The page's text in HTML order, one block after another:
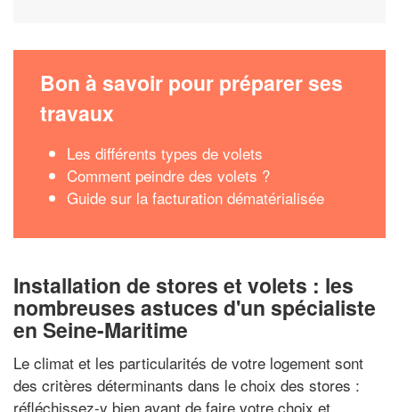
Bon à savoir pour préparer ses
travaux
Les différents types de volets
Comment peindre des volets ?
Guide sur la facturation dématérialisée
Installation de stores et volets : les
nombreuses astuces d'un spécialiste
en Seine-Maritime
Le climat et les particularités de votre logement sont
des critères déterminants dans le choix des stores :
réfléchissez-y bien avant de faire votre choix et